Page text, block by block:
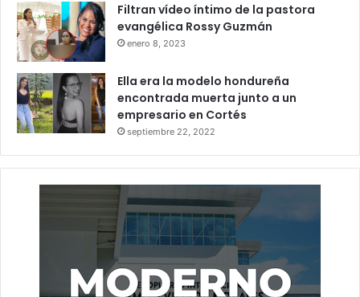
Filtran vídeo íntimo de la pastora
evangélica Rossy Guzmán
enero 8, 2023
Ella era la modelo hondureña
encontrada muerta junto a un
empresario en Cortés
septiembre 22, 2022